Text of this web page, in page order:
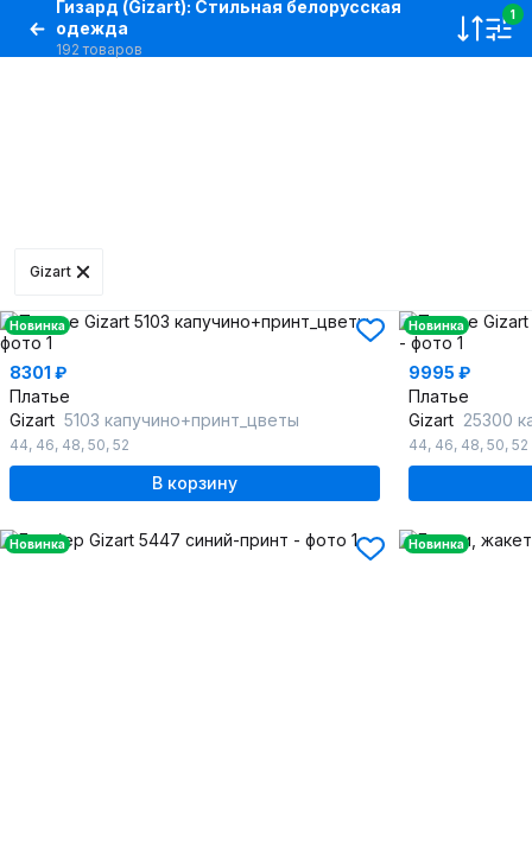
Гизард (Gizart): Стильная белорусская
одежда
192 товаров
1
Gizart
Новинка
8301 ₽
Платье
Gizart 5103 капучино+принт_цветы
44, 46, 48, 50, 52
В корзину
Новинка
9995 ₽
Платье
Gizart 25300
44, 46, 48, 50, 52
Новинка Новинка